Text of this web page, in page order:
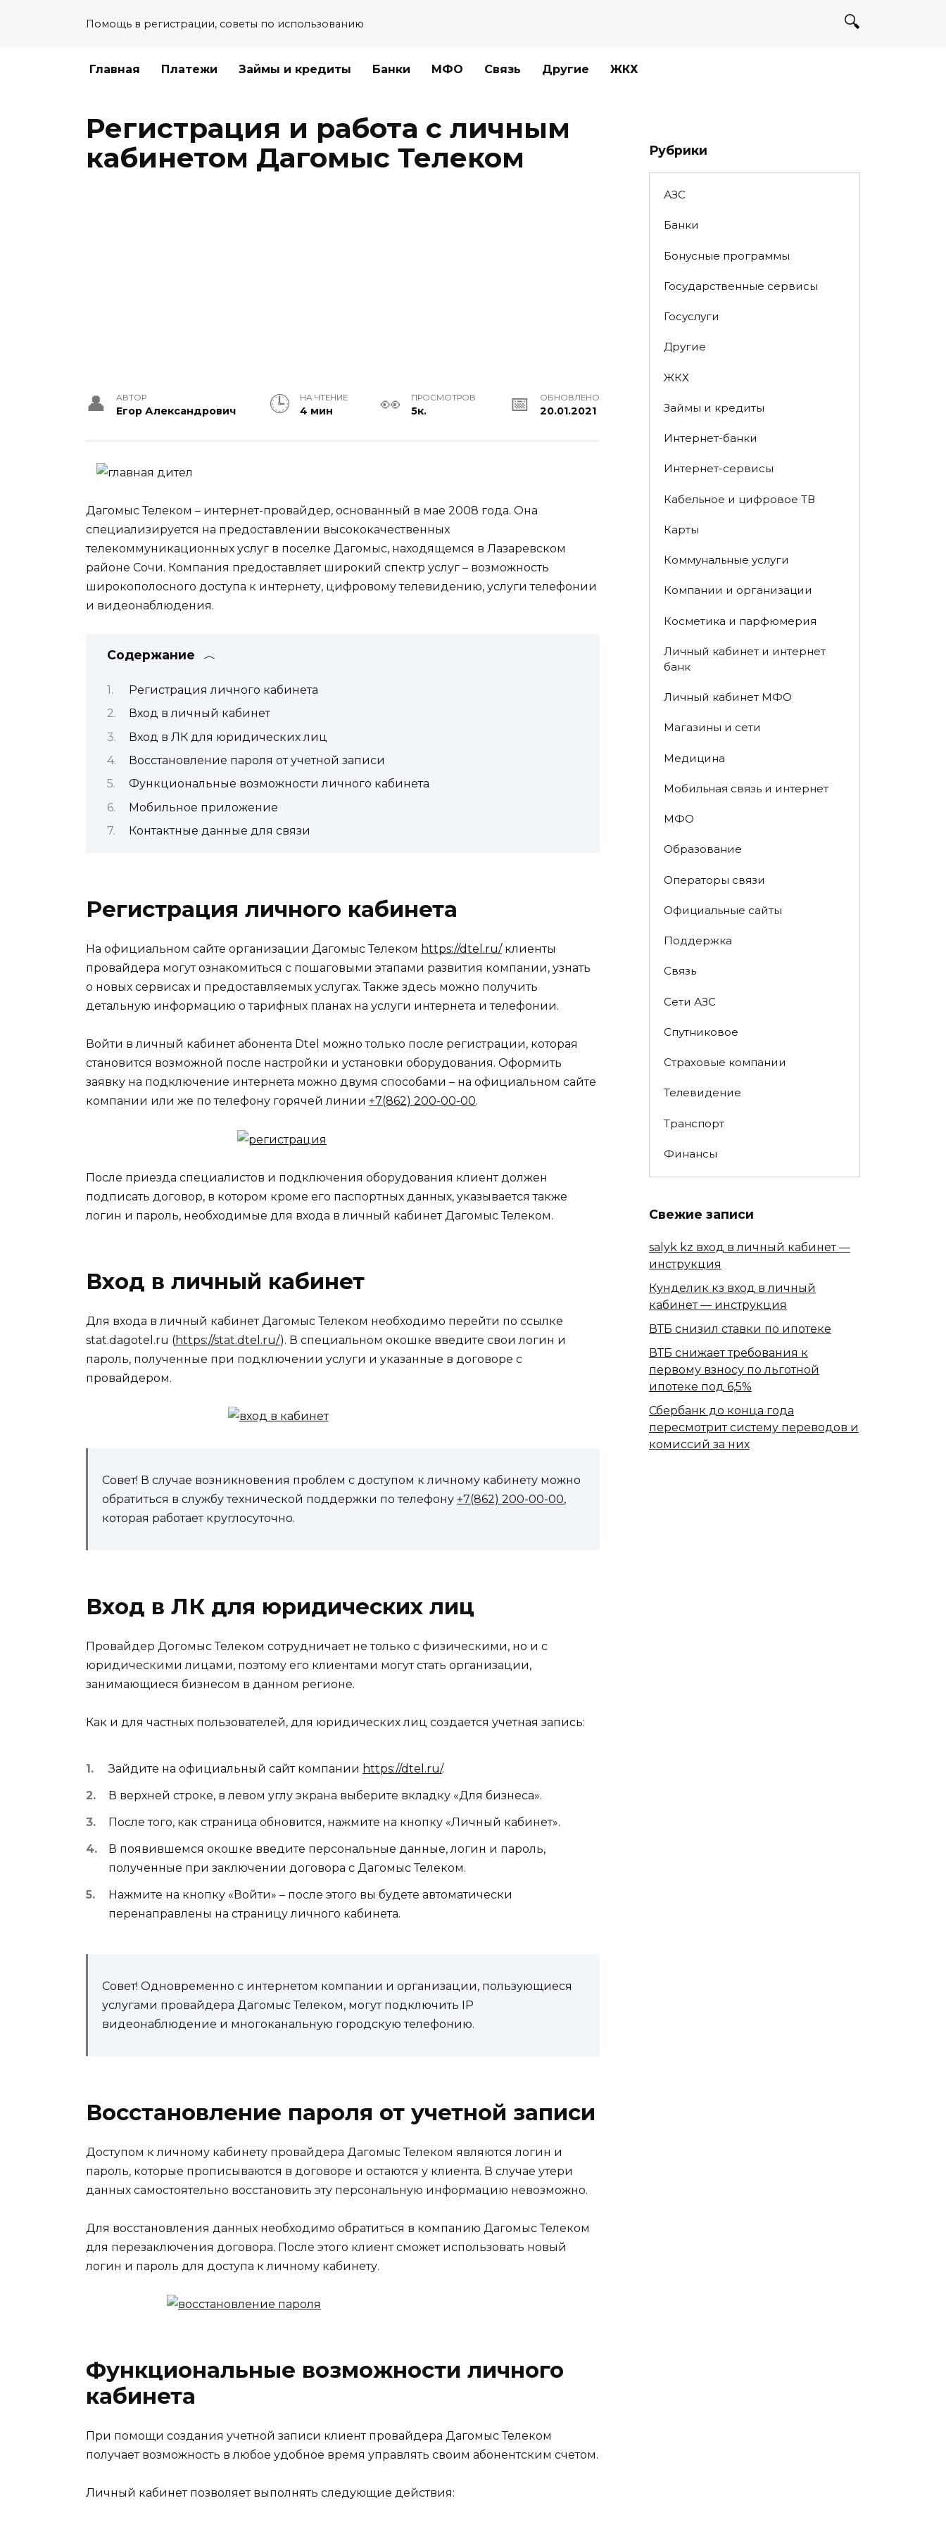
Помощь в регистрации, советы по использованию
Главная Платежи Займы и кредиты Банки МФО Связь Другие ЖКХ
Регистрация и работа с личным
кабинетом Дагомыс Телеком
АВТОР
Егор Александрович
НА ЧТЕНИЕ
4 мин
ПРОСМОТРОВ
5к.
ОБНОВЛЕНО
20.01.2021
Дагомыс Телеком – интернет-провайдер, основанный в мае 2008 года. Она
специализируется на предоставлении высококачественных
телекоммуникационных услуг в поселке Дагомыс, находящемся в Лазаревском
районе Сочи. Компания предоставляет широкий спектр услуг – возможность
широкополосного доступа к интернету, цифровому телевидению, услуги телефонии
и видеонаблюдения.
Содержание
Регистрация личного кабинета
Вход в личный кабинет
Вход в ЛК для юридических лиц
Восстановление пароля от учетной записи
Функциональные возможности личного кабинета
Мобильное приложение
Контактные данные для связи
Регистрация личного кабинета
На официальном сайте организации Дагомыс Телеком https://dtel.ru/клиенты
провайдера могут ознакомиться с пошаговыми этапами развития компании, узнать
о новых сервисах и предоставляемых услугах. Также здесь можно получить
детальную информацию о тарифных планах на услуги интернета и телефонии.
Войти в личный кабинет абонента Dtel можно только после регистрации, которая
становится возможной после настройки и установки оборудования. Оформить
заявку на подключение интернета можно двумя способами – на официальном сайте
компании или же по телефону горячей линии +7(862) 200-00-00.
После приезда специалистов и подключения оборудования клиент должен
подписать договор, в котором кроме его паспортных данных, указывается также
логин и пароль, необходимые для входа в личный кабинет Дагомыс Телеком.
Вход в личный кабинет
Для входа в личный кабинет Дагомыс Телеком необходимо перейти по ссылке
stat.dagotel.ru (https://stat.dtel.ru/). В специальном окошке введите свои логин и
пароль, полученные при подключении услуги и указанные в договоре с
провайдером.
Совет! В случае возникновения проблем с доступом к личному кабинету можно
обратиться в службу технической поддержки по телефону +7(862) 200-00-00,
которая работает круглосуточно.
Вход в ЛК для юридических лиц
Провайдер Догомыс Телеком сотрудничает не только с физическими, но и с
юридическими лицами, поэтому его клиентами могут стать организации,
занимающиеся бизнесом в данном регионе.
Как и для частных пользователей, для юридических лиц создается учетная запись:
Зайдите на официальный сайт компании https://dtel.ru/.
В верхней строке, в левом углу экрана выберите вкладку «Для бизнеса».
После того, как страница обновится, нажмите на кнопку «Личный кабинет».
В появившемся окошке введите персональные данные, логин и пароль,
полученные при заключении договора с Дагомыс Телеком.
Нажмите на кнопку «Войти» – после этого вы будете автоматически
перенаправлены на страницу личного кабинета.
Совет! Одновременно с интернетом компании и организации, пользующиеся
услугами провайдера Дагомыс Телеком, могут подключить IP
видеонаблюдение и многоканальную городскую телефонию.
Восстановление пароля от учетной записи
Доступом к личному кабинету провайдера Дагомыс Телеком являются логин и
пароль, которые прописываются в договоре и остаются у клиента. В случае утери
данных самостоятельно восстановить эту персональную информацию невозможно.
Для восстановления данных необходимо обратиться в компанию Дагомыс Телеком
для перезаключения договора. После этого клиент сможет использовать новый
логин и пароль для доступа к личному кабинету.
Функциональные возможности личного
кабинета
При помощи создания учетной записи клиент провайдера Дагомыс Телеком
получает возможность в любое удобное время управлять своим абонентским счетом.
Личный кабинет позволяет выполнять следующие действия:
Рубрики
АЗС
Банки
Бонусные программы
Государственные сервисы
Госуслуги
Другие
ЖКХ
Займы и кредиты
Интернет-банки
Интернет-сервисы
Кабельное и цифровое ТВ
Карты
Коммунальные услуги
Компании и организации
Косметика и парфюмерия
Личный кабинет и интернет
банк
Личный кабинет МФО
Магазины и сети
Медицина
Мобильная связь и интернет
МФО
Образование
Операторы связи
Официальные сайты
Поддержка
Связь
Сети АЗС
Спутниковое
Страховые компании
Телевидение
Транспорт
Финансы
Свежие записи
salyk kz вход в личный кабинет —
инструкция
Кунделик кз вход в личный
кабинет — инструкция
ВТБ снизил ставки по ипотеке
ВТБ снижает требования к
первому взносу по льготной
ипотеке под 6,5%
Сбербанк​ до конца года
пересмотрит систему переводов и
комиссий за них